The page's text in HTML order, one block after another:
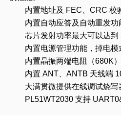
内置地址及 FEC 、CRC校
内置自动应答及自动重发功
芯片发射功率最大可以达到
内置电源管理功能，掉电
内置晶振两端电阻（680K
内置ANT 、ANTB 天线端
大满贯微提供在线调试烧写
PL51WT2030支持